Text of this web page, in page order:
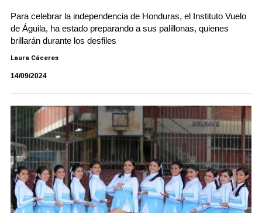
Para celebrar la independencia de Honduras, el Instituto Vuelo
de Águila, ha estado preparando a sus palillonas, quienes
brillarán durante los desfiles
Laura Cáceres
14/09/2024